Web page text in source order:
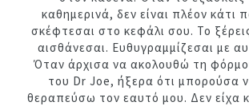
καθημερινά, δεν είναι πλέον κάτι
σκέφτεσαι στο κεφάλι σου. Το
αισθάνεσαι. Ευθυγραμμίζεσαι με
Όταν άρχισα να ακολουθώ τη
του Dr Joe, ήξερα ότι μπορούσα
θεραπεύσω τον εαυτό μου. Δεν είχα